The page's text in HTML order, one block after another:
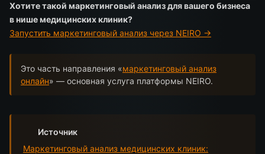
Хотите такой маркетинговый анализ для вашего бизнеса
в нише медицинских клиник?
Запустить маркетинговый анализ через NEIRO →
Это часть направления «маркетинговый анализ
онлайн» — основная услуга платформы NEIRO.
Источник
Маркетинговый анализ медицинских клиник: